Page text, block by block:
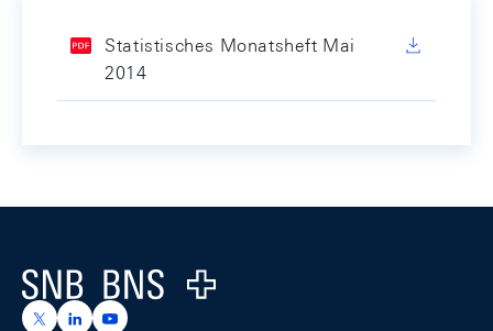
Statistisches Monatsheft Mai
2014
Logo
https://x.com/snb_bns
https://ch.linkedin.com/company/swiss-national-
https://www.youtube.com/@swissnationalbank